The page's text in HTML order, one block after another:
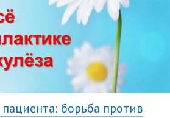
борьба против